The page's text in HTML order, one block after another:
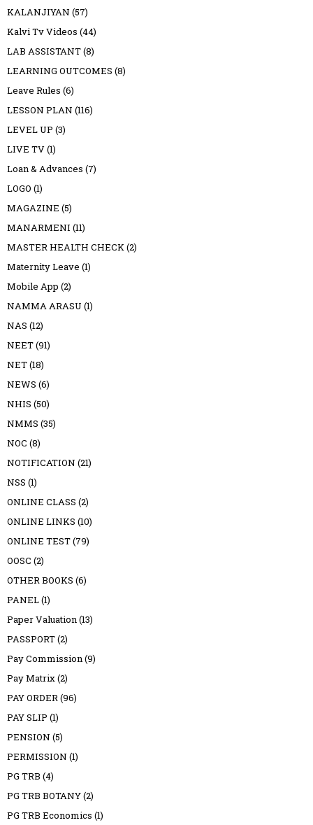
KALANJIYAN (57)
Kalvi Tv Videos (44)
LAB ASSISTANT(8)
LEARNING OUTCOMES (8)
Leave Rules (6)
LESSON PLAN (116)
LEVEL UP (3)
LIVE TV(1)
Loan & Advances (7)
LOGO (1)
MAGAZINE (5)
MANARMENI (11)
MASTER HEALTH CHECK(2)
Maternity Leave (1)
Mobile App (2)
NAMMA ARASU (1)
NAS (12)
NEET(91)
NET(18)
NEWS (6)
NHIS (50)
NMMS (35)
NOC (8)
NOTIFICATION (21)
NSS (1)
ONLINE CLASS (2)
ONLINE LINKS (10)
ONLINE TEST(79)
OOSC (2)
OTHER BOOKS (6)
PANEL(1)
Paper Valuation(13)
PASSPORT(2)
Pay Commission(9)
Pay Matrix(2)
PAY ORDER(96)
PAY SLIP (1)
PENSION (5)
PERMISSION (1)
PG TRB (4)
PG TRB BOTANY(2)
PG TRB Economics (1)